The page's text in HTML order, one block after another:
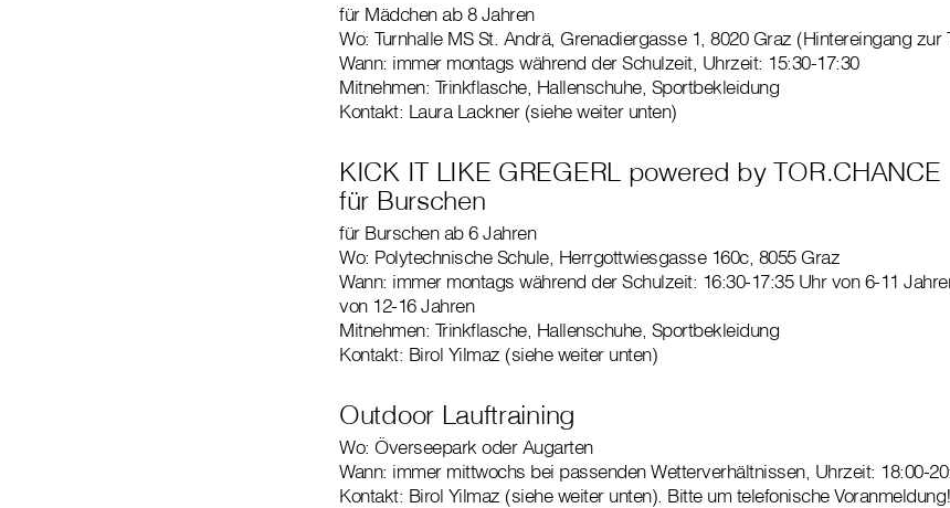
für Mädchen ab 8 Jahren
Wo: Turnhalle MS St. Andrä, Grenadiergasse 1, 8020 Graz (Hintereingang zur
Wann: immer montags während der Schulzeit, Uhrzeit: 15:30-17:30
Mitnehmen: Trinkflasche, Hallenschuhe, Sportbekleidung
Kontakt: Laura Lackner (siehe weiter unten)
KICK IT LIKE GREGERL powered by
für Burschen
für Burschen ab 6 Jahren
Wo: Polytechnische Schule, Herrgottwiesgasse 160c, 8055 Graz
Wann: immer montags während der Schulzeit: 16:30-17:35 Uhr von 6-11
von 12-16 Jahren
Mitnehmen: Trinkflasche, Hallenschuhe, Sportbekleidung
Kontakt: Birol Yilmaz (siehe weiter unten)
Outdoor Lauftraining
Wo: Överseepark oder Augarten
Wann: immer mittwochs bei passenden Wetterverhältnissen, Uhrzeit: 18:00-
Kontakt: Birol Yilmaz (siehe weiter unten). Bitte um telefonische Voranmeldung!